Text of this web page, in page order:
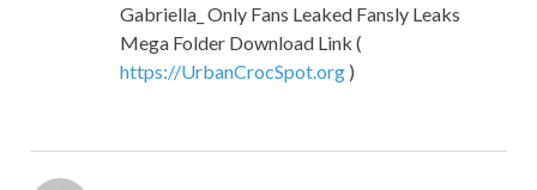
Gabriella_ Only Fans Leaked Fansly Leaks
Mega Folder Download Link (
https://UrbanCrocSpot.org )